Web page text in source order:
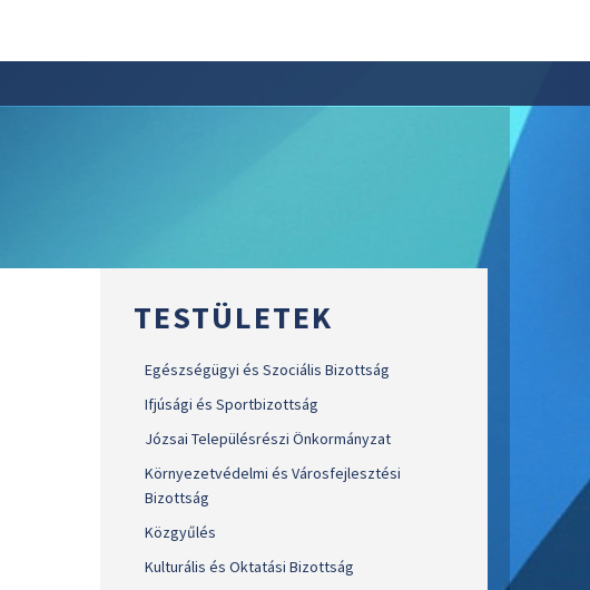
TESTÜLETEK
Egészségügyi és Szociális Bizottság
Ifjúsági és Sportbizottság
Józsai Településrészi Önkormányzat
Környezetvédelmi és Városfejlesztési
Bizottság
Közgyűlés
Kulturális és Oktatási Bizottság